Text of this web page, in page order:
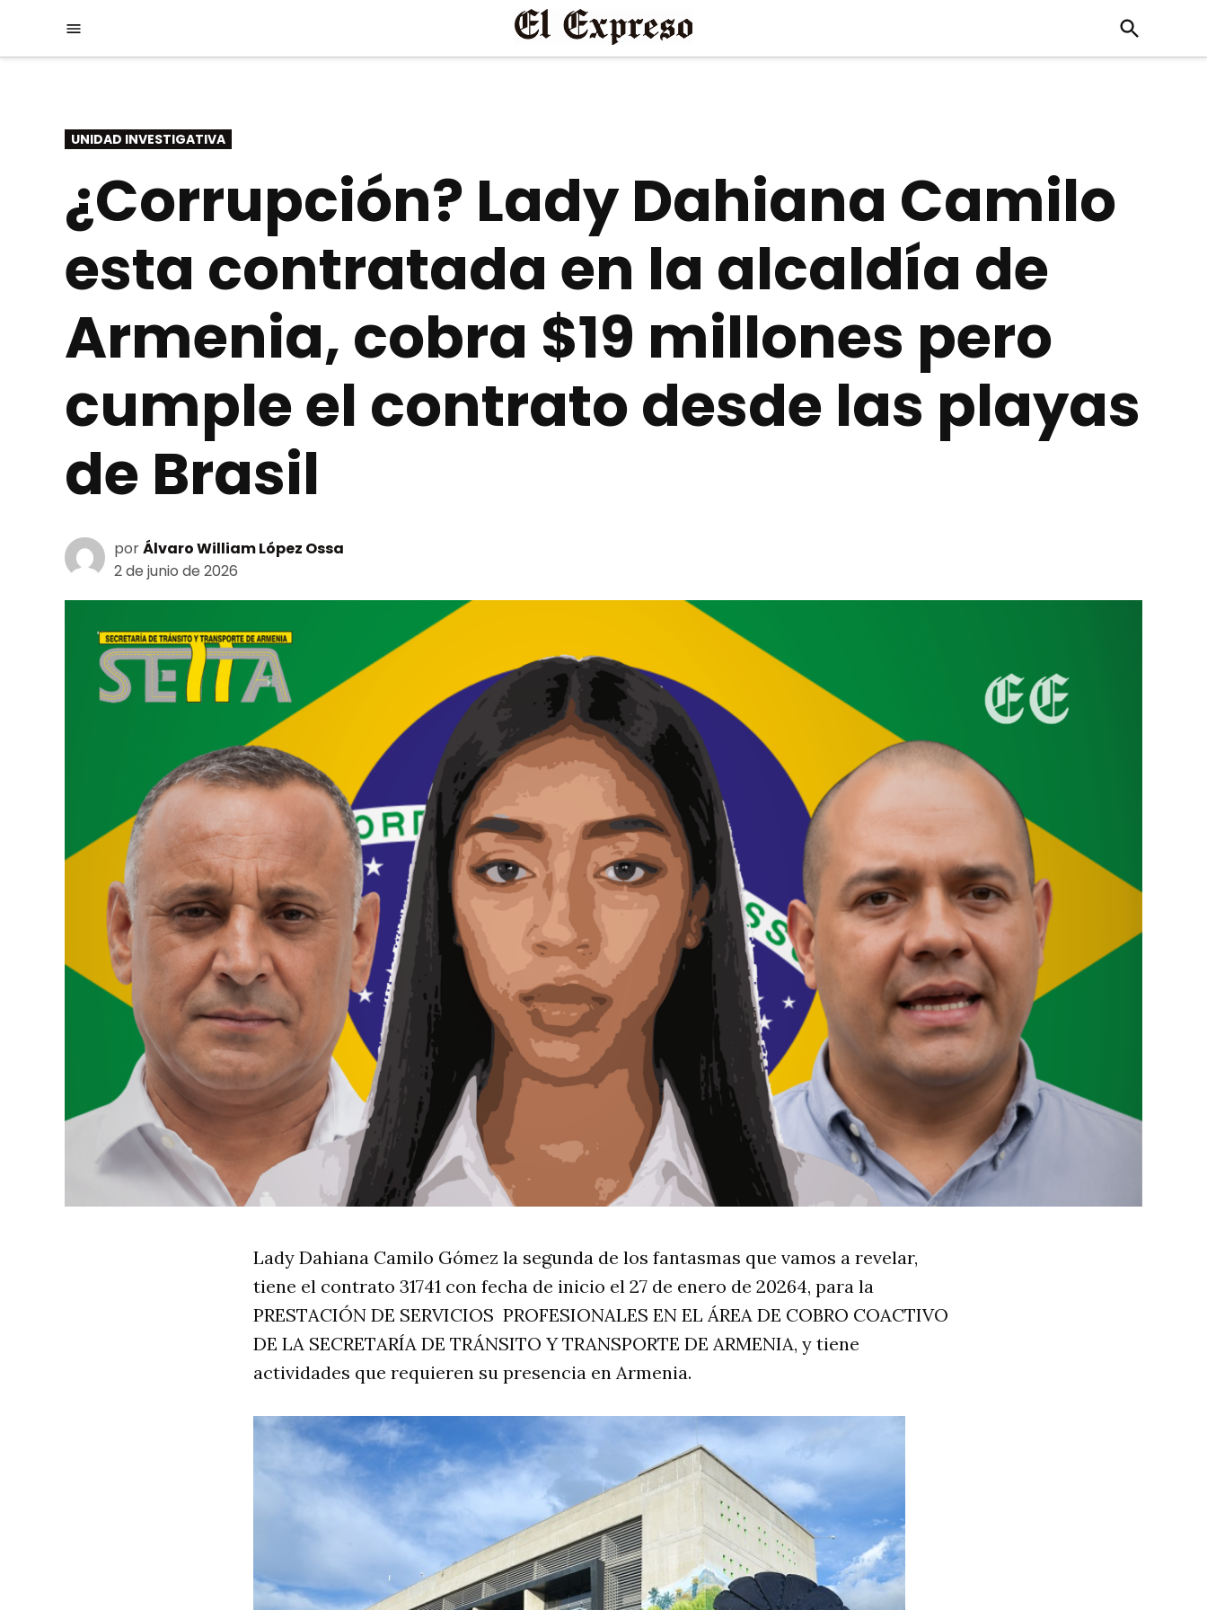
Menú
Open
Search
PUBLICADO
EN
UNIDAD INVESTIGATIVA
¿Corrupción? Lady Dahiana Camilo
esta contratada en la alcaldía de
Armenia, cobra $19 millones pero
cumple el contrato desde las playas
de Brasil
porÁlvaro William López Ossa
2 de junio de 2026
Lady Dahiana Camilo Gómez la segunda de los fantasmas que vamos a revelar,
tiene el contrato 31741 con fecha de inicio el 27 de enero de 20264, para la
PRESTACIÓN DE SERVICIOS PROFESIONALES EN EL ÁREA DE COBRO COACTIVO
DE LA SECRETARÍA DE TRÁNSITO Y TRANSPORTE DE ARMENIA, y tiene
actividades que requieren su presencia en Armenia.